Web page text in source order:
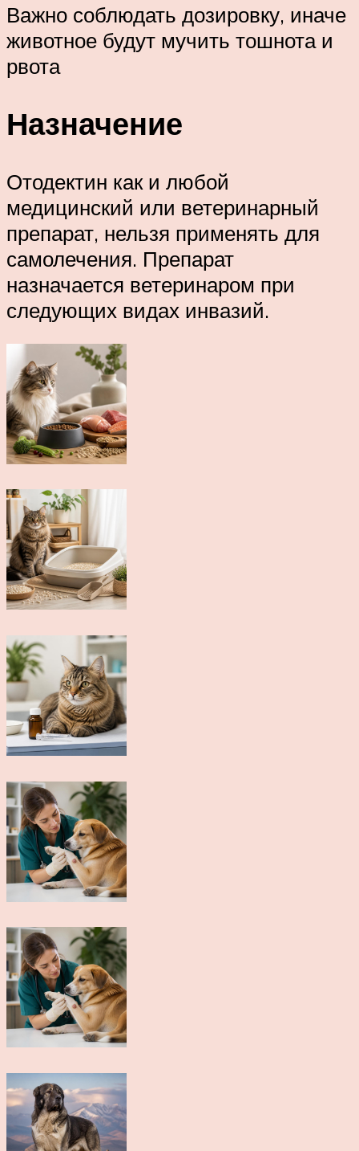
Важно соблюдать дозировку, иначе
животное будут мучить тошнота и
рвота
Назначение
Отодектин как и любой
медицинский или ветеринарный
препарат, нельзя применять для
самолечения. Препарат
назначается ветеринаром при
следующих видах инвазий.